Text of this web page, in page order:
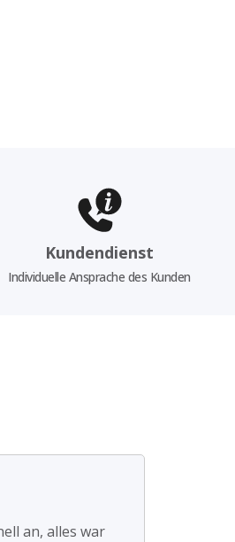
Kundendienst
Individuelle Ansprache des Kunden
an, alles war